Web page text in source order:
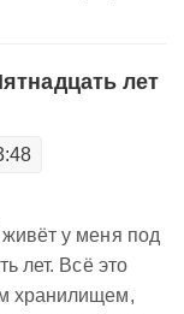
лет
у меня под
лет. Всё это
хранилищем,